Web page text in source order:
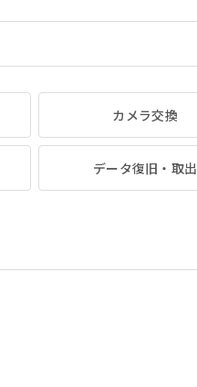
カメラ交換
データ復旧・取出